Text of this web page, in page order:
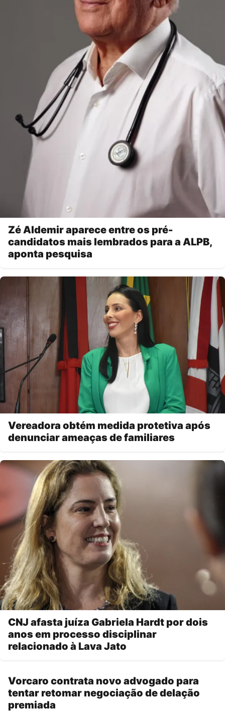
Zé Aldemir aparece entre os pré-
candidatos mais lembrados para a ALPB,
aponta pesquisa
Vereadora obtém medida protetiva após
denunciar ameaças de familiares
CNJ afasta juíza Gabriela Hardt por dois
anos em processo disciplinar
relacionado à Lava Jato
Vorcaro contrata novo advogado para
tentar retomar negociação de delação
premiada